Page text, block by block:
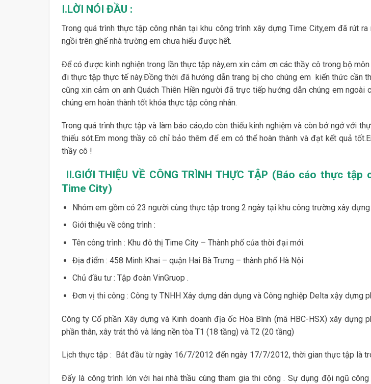
I.LỜI NÓI ĐẦU :
Trong quá trình thực tập công nhân tại khu công trình xây dựng Time City,em đã rút
ngồi trên ghế nhà trường em chưa hiểu được hết.
Để có được kinh nghiện trong lần thực tập này,em xin cảm ơn các thầy cô trong bộ
đi thực tập thực tế này.Đồng thời đã hướng dẫn trang bị cho chúng em kiến thức cần
cũng xin cảm ơn anh Quách Thiên Hiền người đã trực tiếp hướng dẫn chúng em ngoài
chúng em hoàn thành tốt khóa thực tập công nhân.
Trong quá trình thực tập và làm báo cáo,do còn thiếu kinh nghiệm và còn bở ngở với
thiếu sót.Em mong thầy cô chỉ bảo thêm để em có thể hoàn thành và đạt kết quả
thầy cô !
II.GIỚI THIỆU VỀ CÔNG TRÌNH THỰC TẬP (Báo cáo thực
Time City)
Nhóm em gồm có 23 người cùng thực tập trong 2 ngày tại khu công trường xây dựng
Giới thiệu về công trình :
Tên công trình : Khu đô thị Time City – Thành phố của thời đại mới.
Địa điểm : 458 Minh Khai – quận Hai Bà Trưng – thành phố Hà Nội
Chủ đầu tư : Tập đoàn VinGruop .
Đơn vị thi công : Công ty TNHH Xây dựng dân dụng và Công nghiệp Delta xậy dựng
Công ty Cổ phần Xây dựng và Kinh doanh địa ốc Hòa Bình (mã HBC-HSX) xây dựng
phần thân, xây trát thô và láng nền tòa T1 (18 tầng) và T2 (20 tầng)
Lịch thực tập : Bắt đầu từ ngày 16/7/2012 đến ngày 17/7/2012, thời gian thực tập là
Đấy là công trình lớn với hai nhà thầu cùng tham gia thi công . Sự dụng đội ngũ